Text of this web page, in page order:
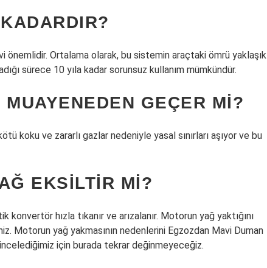
Ortalama olarak, bu sistemin araçtaki ömrü yaklaşık
sürece 10 yıla kadar sorunsuz kullanım mümkündür.
GEÇER MI?
koku ve zararlı gazlar nedeniyle yasal sınırları aşıyor ve bu
EKSILTIR MI?
hızla tıkanır ve arızalanır. Motorun yağ yaktığını
Motorun yağ yakmasının nedenlerini Egzozdan Mavi Duman
için burada tekrar değinmeyeceğiz.